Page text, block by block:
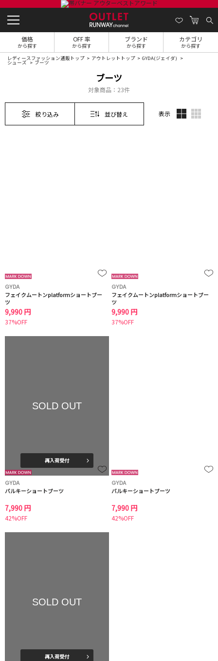
価格
から探す
OFF 率
から探す
ブランド
から探す
カテゴリ
から探す
レディースファッション通販トップ アウトレットトップ GYDA(ジェイダ)
シューズ ブーツ
ブーツ
対象商品： 23件
絞り込み 並び替え 表示
GYDA
フェイクムートンplatformショートブー
ツ
9,990 円
37%OFF
GYDA
フェイクムートンplatformショートブー
ツ
9,990 円
37%OFF
SOLD OUT
再入荷受付
GYDA
バルキーショートブーツ
7,990 円
42%OFF
GYDA
バルキーショートブーツ
7,990 円
42%OFF
SOLD OUT
再入荷受付